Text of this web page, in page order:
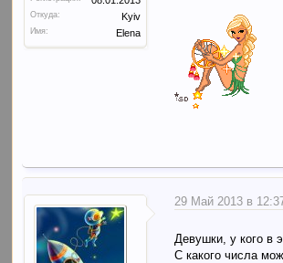
Откуда: Kyiv
Имя: Elena
29 Май 2013 в
Девушки, у кого в
С какого числа